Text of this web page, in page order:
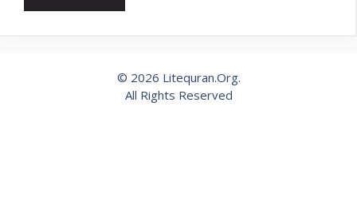
© 2026 Litequran.Org.
All Rights Reserved